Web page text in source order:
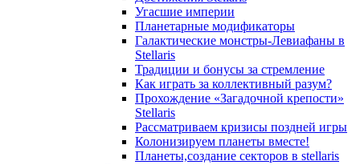
Угасшие империи
Планетарные модификаторы
Галактические монстры-Левиафаны в
Stellaris
Традиции и бонусы за стремление
Как играть за коллективный разум?
Прохождение «Загадочной крепости»
Stellaris
Рассматриваем кризисы поздней игры
Колонизируем планеты вместе!
Планеты,создание секторов в stellaris